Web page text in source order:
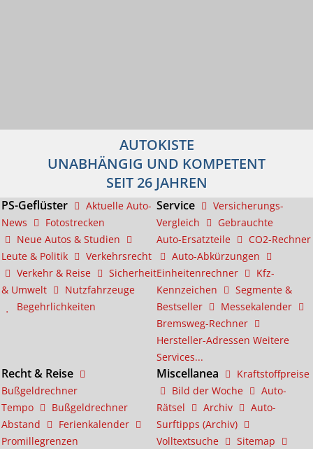
AUTOKISTE
UNABHÄNGIG UND KOMPETENT
SEIT 26 JAHREN
PS-Geflüster
Aktuelle Auto-
News
Fotostrecken
Neue Autos & Studien
Leute & Politik
Verkehrsrecht
Verkehr & Reise
Sicherheit
& Umwelt
Nutzfahrzeuge
Begehrlichkeiten
Service
Versicherungs-
Vergleich
Gebrauchte
Auto-Ersatzteile
CO2-Rechner
Auto-Abkürzungen
Einheitenrechner
Kfz-
Kennzeichen
Segmente &
Bestseller
Messekalender
Bremsweg-Rechner
Hersteller-Adressen Weitere
Services...
Recht & Reise
Bußgeldrechner
Tempo
Bußgeldrechner
Abstand
Ferienkalender
Promillegrenzen
Miscellanea
Kraftstoffpreise
Bild der Woche
Auto-
Rätsel
Archiv
Auto-
Surftipps (Archiv)
Volltextsuche
Sitemap